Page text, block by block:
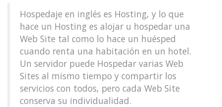
Hospedaje en inglés es Hosting, y lo que
hace un Hosting es alojar u hospedar una
Web Site tal como lo hace un huésped
cuando renta una habitación en un hotel.
Un servidor puede Hospedar varias Web
Sites al mismo tiempo y compartir los
servicios con todos, pero cada Web Site
conserva su individualidad.